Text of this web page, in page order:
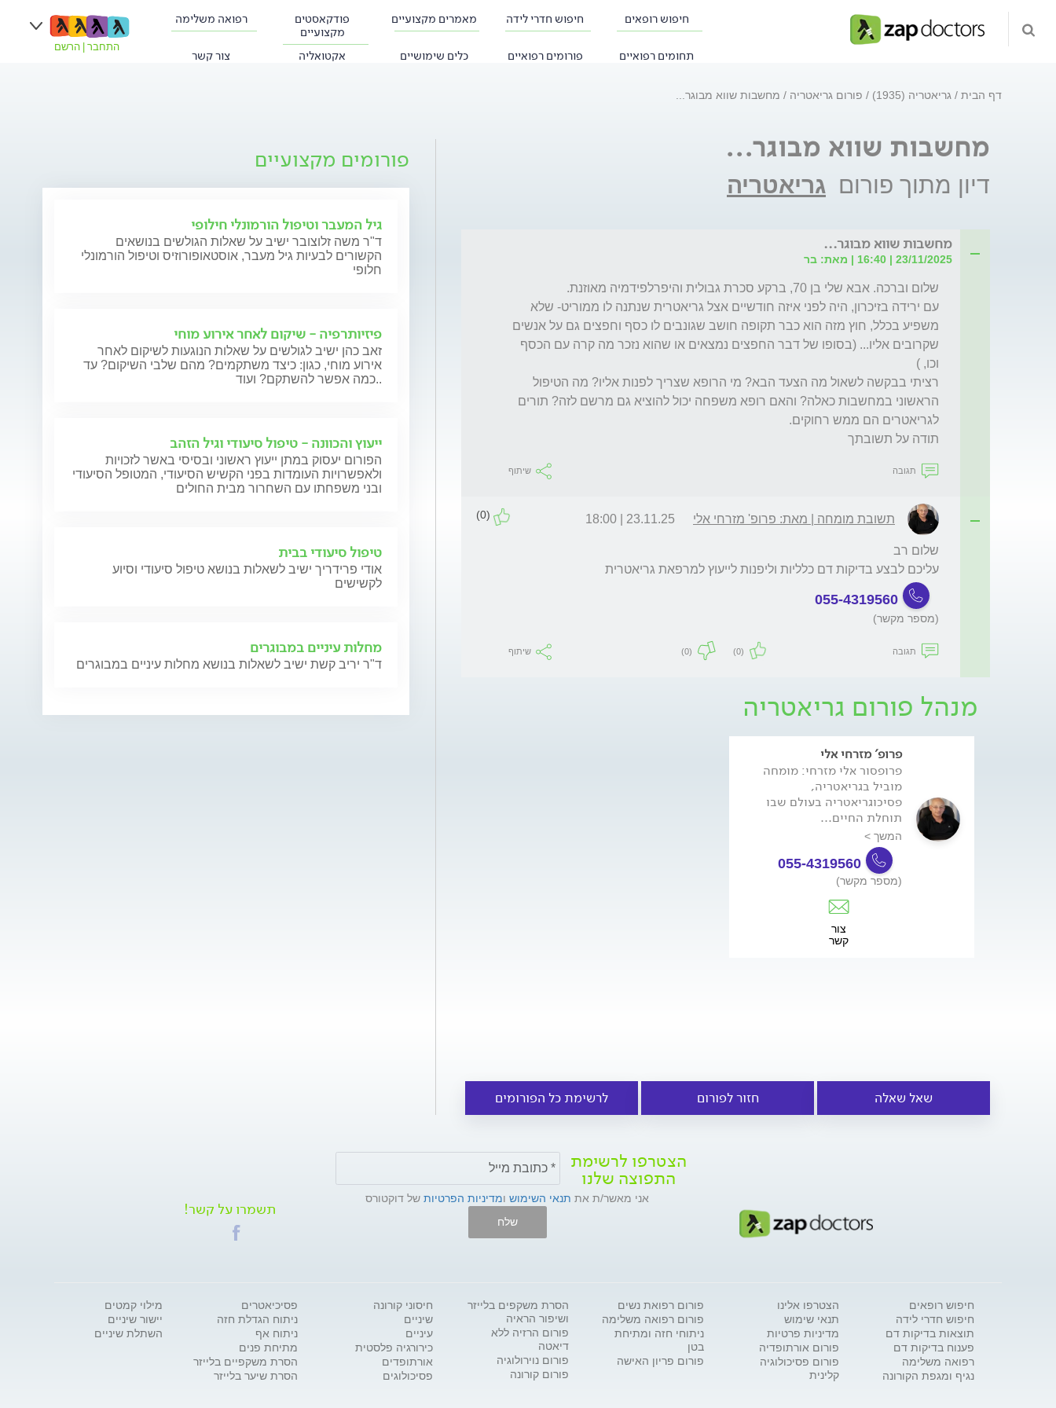
חיפוש רופאים חיפוש חדרי לידה מאמרים מקצועיים
פודקאסטים
מקצועיים
רפואה משלימה
תחומים רפואיים פורומים רפואיים כלים שימושיים אקטואליה צור קשר
התחבר הרשם
דף הבית גריאטריה (1935) פורום גריאטריה מחשבות שווא מבוגר...
מחשבות שווא מבוגר...
דיון מתוך פורום גריאטריה
מחשבות שווא מבוגר...
23/11/2025 | 16:40 | מאת: בר
תודה על תשובתך
תגובה שיתוף
תשובת מומחה | מאת: פרופ' מזרחי אלי 23.11.25 | 18:00
(0)
עליכם לבצע בדיקות דם כלליות וליפנות לייעוץ למרפאת גריאטרית
055-4319560
(מספר מקשר)
תגובה (0)
(0) שיתוף
מנהל פורום גריאטריה
פרופ' מזרחי אלי
פרופסור אלי מזרחי: מומחה
מוביל בגריאטריה,
פסיכוגריאטריה בעולם שבו
תוחלת החיים...
המשך >
055-4319560
(מספר מקשר)
צור
קשר
שאל שאלה חזור לפורום לרשימת כל הפורומים
פורומים מקצועיים
גיל המעבר וטיפול הורמונלי חילופי
ד"ר משה זלוצובר ישיב על שאלות הגולשים בנושאים
הקשורים לבעיות גיל מעבר, אוסטאופורוזיס וטיפול הורמונלי
חלופי
פיזיותרפיה - שיקום לאחר אירוע מוחי
זאב כהן ישיב לגולשים על שאלות הנוגעות לשיקום לאחר
אירוע מוחי, כגון: כיצד משתקמים? מהם שלבי השיקום? עד
כמה אפשר להשתקם? ועוד..
ייעוץ והכוונה - טיפול סיעודי וגיל הזהב
הפורום יעסוק במתן ייעוץ ראשוני ובסיסי באשר לזכויות
ולאפשרויות העומדות בפני הקשיש הסיעודי, המטופל הסיעודי
ובני משפחתו עם השחרור מבית החולים
טיפול סיעודי בבית
אודי פרידריך ישיב לשאלות בנושא טיפול סיעודי וסיוע
לקשישים
מחלות עיניים במבוגרים
ד"ר יריב קשת ישיב לשאלות בנושא מחלות עיניים במבוגרים
הצטרפו לרשימת
התפוצה שלנו
אני מאשר/ת את תנאי השימוש ומדיניות הפרטיות של דוקטורס
שלח
תשמרו על קשר!
חיפוש רופאים
חיפוש חדרי לידה
תוצאות בדיקות דם
פענוח בדיקות דם
רפואה משלימה
נגיף ומגפת הקורונה
הצטרפו אלינו
תנאי שימוש
מדיניות פרטיות
פורום אורתופדיה
פורום פסיכולוגיה
קלינית
פורום רפואת נשים
פורום רפואה משלימה
ניתוחי חזה ומתיחת
בטן
פורום פריון האישה
הסרת משקפים בלייזר
ושיפור הראיה
פורום הרזיה ללא
דיאטה
פורום נוירולוגיה
פורום קורונה
חיסוני קורונה
שיניים
עיניים
כירורגיה פלסטית
אורתופדים
פסיכולוגים
פסיכיאטרים
ניתוח הגדלת חזה
ניתוח אף
מתיחת פנים
הסרת משקפיים בלייזר
הסרת שיער בלייזר
מילוי קמטים
יישור שיניים
השתלת שיניים